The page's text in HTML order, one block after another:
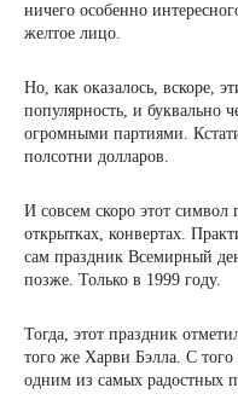
ничего особенно
желтое лицо.
Но, как оказалось, вскоре,
популярность, и буквально
огромными партиями.
полсотни долларов.
И совсем скоро этот символ
открытках, конвертах.
сам праздник Всемирный
позже. Только в 1999 году.
Тогда, этот праздник
того же Харви Бэлла. С
одним из самых радостных